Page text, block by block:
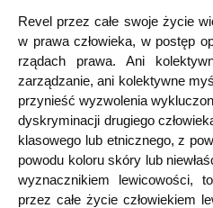
Revel przez całe swoje życie
w prawa człowieka, w postęp
rządach prawa. Ani
zarządzanie, ani kolektywne
przynieść wyzwolenia
dyskryminacji drugiego
klasowego lub etnicznego, z
powodu koloru skóry lub
wyznacznikiem lewicowości,
przez całe życie człowiekiem